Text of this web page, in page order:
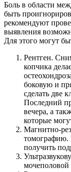
Боль в области
быть
рекомендуют
выявления
Для этого могут
Рентген.
копчика
боковую и
сделать две
Последний
вечера, а
которые
Магнитно-
томографию.
получить
мочеполовой